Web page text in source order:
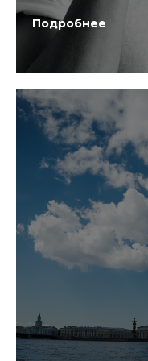
Подробнее